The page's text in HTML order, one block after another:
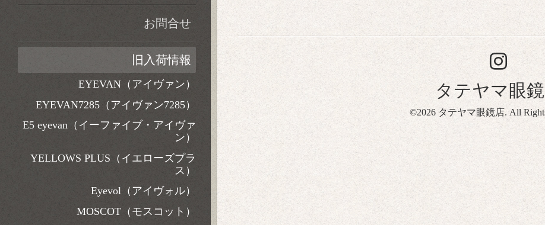
タテヤマ眼
©2026 タテヤマ眼鏡店. All
お問合せ
旧入荷情報
EYEVAN（アイヴァン）
EYEVAN7285（アイヴァン7285）
E5 eyevan（イーファイブ・アイヴァ
ン）
YELLOWS PLUS（イエローズプラ
ス）
Eyevol（アイヴォル）
MOSCOT（モスコット）